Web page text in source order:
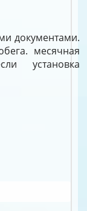
документами.
месячная
установка